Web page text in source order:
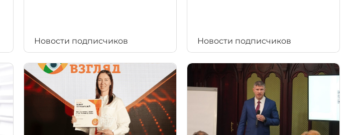
Новости подписчиков Новости подписчиков